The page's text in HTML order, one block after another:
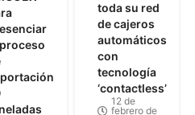
toda su red
de cajeros
automáticos
con
tecnología
‘contactless’
12 de
febrero de